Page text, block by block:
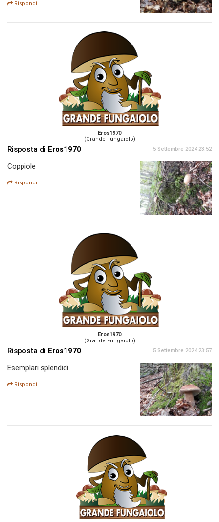
Rispondi
Eros1970
(Grande Fungaiolo)
Risposta di Eros1970 5 Settembre 2024 23:52
Coppiole
Rispondi
Eros1970
(Grande Fungaiolo)
Risposta di Eros1970 5 Settembre 2024 23:57
Esemplari splendidi
Rispondi